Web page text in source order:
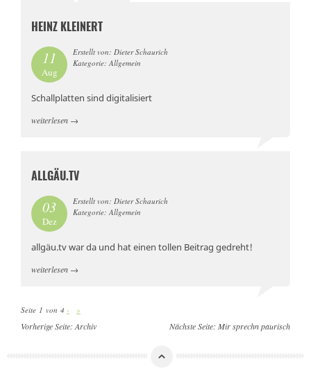
HEINZ KLEINERT
11
Aug
Erstellt von: Dieter Schaurich
Kategorie: Allgemein
Schallplatten sind digitalisiert
weiterlesen →
ALLGÄU.TV
03
Dez
Erstellt von: Dieter Schaurich
Kategorie: Allgemein
allgäu.tv war da und hat einen tollen Beitrag gedreht!
weiterlesen →
Seite 1 von 4 › »
Vorherige Seite: Archiv Nächste Seite: Mir sprechn paurisch